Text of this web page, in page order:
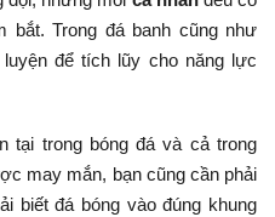
bắt. Trong đá banh cũng như
để tích lũy cho năng lực
tại trong bóng đá và cả trong
may mắn, bạn cũng cần phải
biết đá bóng vào đúng khung